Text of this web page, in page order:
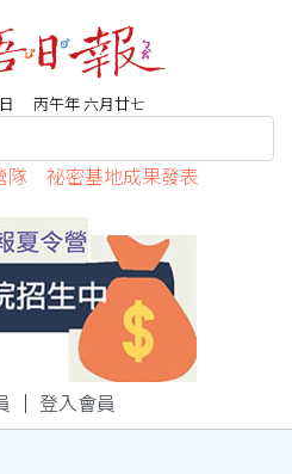
丙午年 六月廿七
隊 祕密基地成果發表
｜ 登入會員